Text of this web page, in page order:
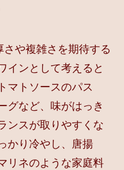
や複雑さを期待する
インとして考えると
マトソースのパス
グなど、味がはっき
ンスが取りやすくな
かり冷やし、唐揚
リネのような家庭料